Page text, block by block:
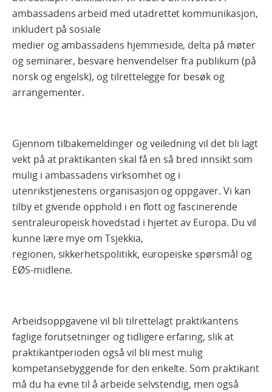
ambassadens arbeid med utadrettet kommunikasjon,
inkludert på sosiale
medier og ambassadens hjemmeside, delta på møter
og seminarer, besvare henvendelser fra publikum (på
norsk og engelsk), og tilrettelegge for besøk og
arrangementer.
Gjennom tilbakemeldinger og veiledning vil det bli lagt
vekt på at praktikanten skal få en så bred innsikt som
mulig i ambassadens virksomhet og i
utenrikstjenestens organisasjon og oppgaver. Vi kan
tilby et givende opphold i en flott og fascinerende
sentraleuropeisk hovedstad i hjertet av Europa. Du vil
kunne lære mye om Tsjekkia,
regionen, sikkerhetspolitikk, europeiske spørsmål og
EØS-midlene.
Arbeidsoppgavene vil bli tilrettelagt praktikantens
faglige forutsetninger og tidligere erfaring, slik at
praktikantperioden også vil bli mest mulig
kompetansebyggende for den enkelte. Som praktikant
må du ha evne til å arbeide selvstendig, men også